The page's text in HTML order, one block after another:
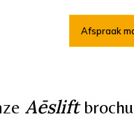
Afspraak
Aēslift